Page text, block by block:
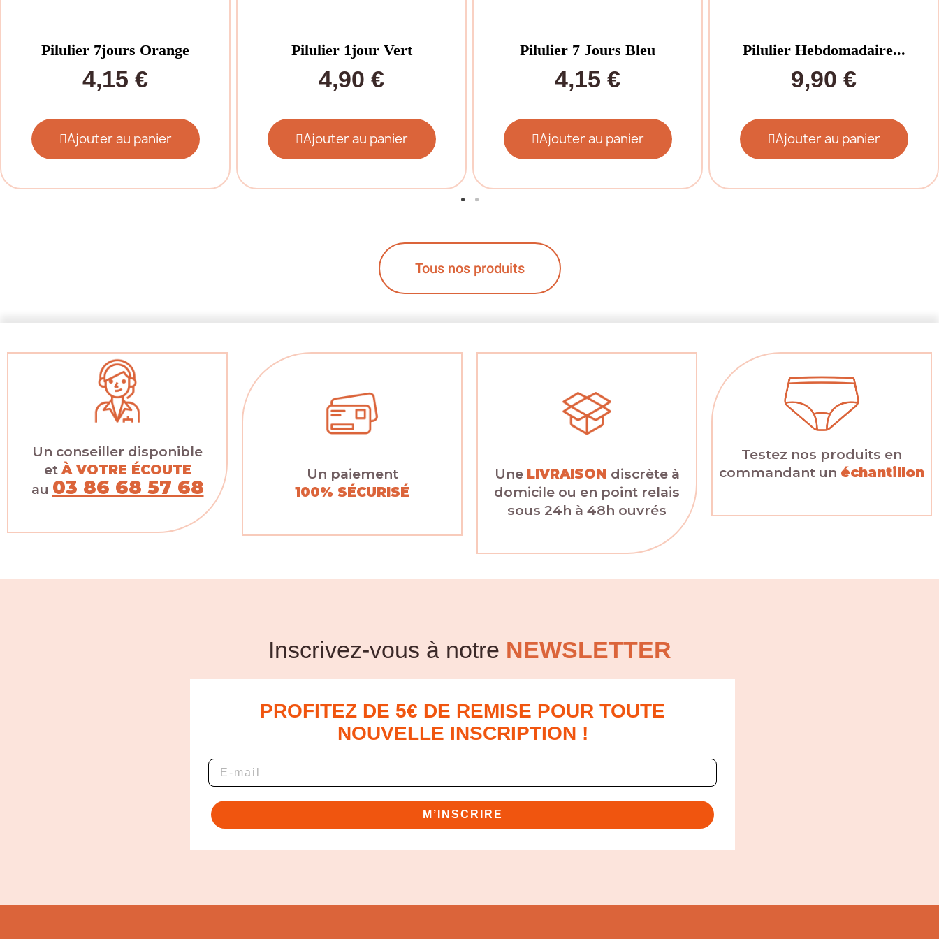
Pilulier 7jours Orange
4,15 €
Ajouter au panier
Pilulier 1jour Vert
4,90 €
Ajouter au panier
Pilulier 7 Jours Bleu
4,15 €
Ajouter au panier
Pilulier Hebdomadaire...
9,90 €
Ajouter au panier
Tous nos produits
Un conseiller disponible
etÀ VOTRE ÉCOUTE
au 03 86 68 57 68
Un paiement
100% SÉCURISÉ
Une LIVRAISON discrète à
domicile ou en point relais
sous 24h à 48h ouvrés
Testez nos produits en
commandant un échantillon
Inscrivez-vous à notre NEWSLETTER
PROFITEZ DE 5€ DE REMISE POUR TOUTE
NOUVELLE INSCRIPTION !
M’INSCRIRE